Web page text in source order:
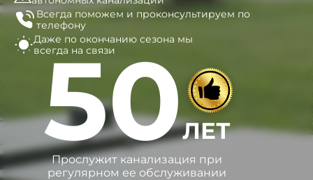
Всегда поможем и проконсультируем по
телефону
Даже по окончанию сезона мы
всегда на связи
50ЛЕТ
Прослужит канализация при
регулярном ее обслуживании